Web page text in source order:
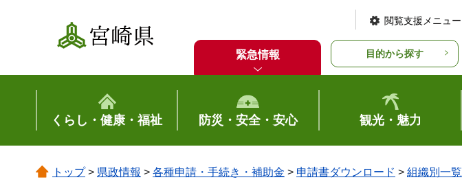
宮崎県
閲覧支援メニュー
緊急情報 目的から探す
くらし・健康・福祉 防災・安全・安心 観光・魅力
トップ> 県政情報 > 各種申請・手続き・補助金 > 申請書ダウンロード > 組織別一覧